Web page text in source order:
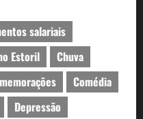
salariais
Estoril
Chuva
Comédia
Depressão